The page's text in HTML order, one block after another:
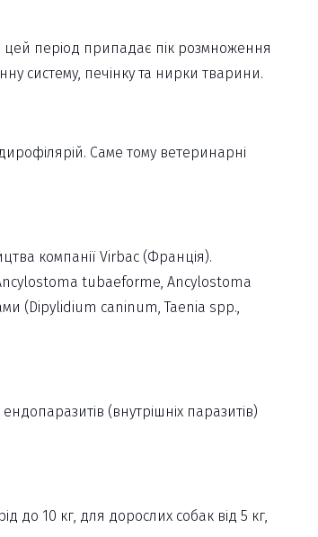
період припадає пік розмноження
систему, печінку та нирки тварини.
Саме тому ветеринарні
компанії Virbac (Франція).
tubaeforme, Ancylostoma
(Dipylidium caninum, Taenia spp.,
(внутрішніх паразитів)
до 10 кг, для дорослих собак від 5 кг,